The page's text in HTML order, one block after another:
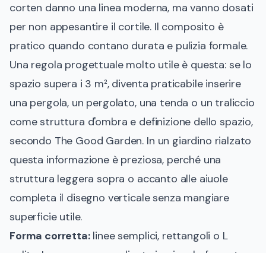
corten danno una linea moderna, ma vanno dosati
per non appesantire il cortile. Il composito è
pratico quando contano durata e pulizia formale.
Una regola progettuale molto utile è questa: se lo
spazio supera i 3 m², diventa praticabile inserire
una pergola, un pergolato, una tenda o un traliccio
come struttura d'ombra e definizione dello spazio,
secondo The Good Garden. In un giardino rialzato
questa informazione è preziosa, perché una
struttura leggera sopra o accanto alle aiuole
completa il disegno verticale senza mangiare
superficie utile.
Forma corretta:linee semplici, rettangoli o L